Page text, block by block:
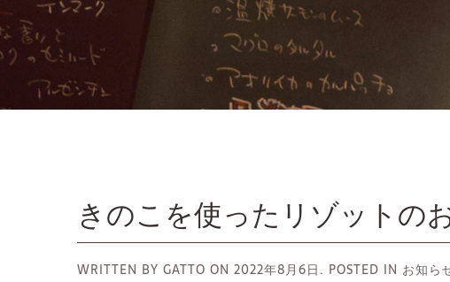
きのこを使ったリゾットの
WRITTEN BY GATTO ON 2022年8月6日. POSTED IN お知ら